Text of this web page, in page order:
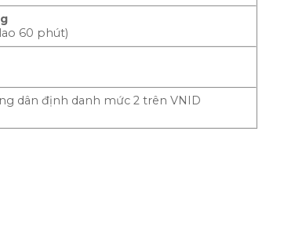
60 phút)
dân định danh mức 2 trên VNID